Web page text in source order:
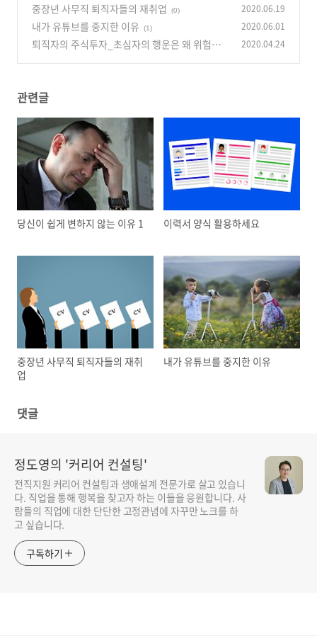
중장년 사무직 퇴직자들의 재취업 (0) 2020.06.19
내가 유튜브를 중지한 이유 (1) 2020.06.01
퇴직자의 주식투자_초심자의 행운은 왜 위험한
2020.04.24
관련글
당신이 쉽게 변하지 않는 이유 1 이력서 양식 활용하세요
중장년 사무직 퇴직자들의 재취
업
내가 유튜브를 중지한 이유
댓글
정도영의 '커리어 컨설팅'
전직지원 커리어 컨설팅과 생애설계 전문가로 살고 있습니
다. 직업을 통해 행복을 찾고자 하는 이들을 응원합니다. 사
람들의 직업에 대한 단단한 고정관념에 자꾸만 노크를 하
고 싶습니다.
구독하기